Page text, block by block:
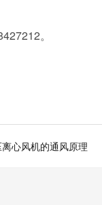
。
心风机的通风原理